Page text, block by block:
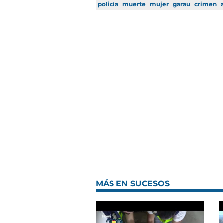
policía muerte mujer garau crimen
MÁS EN SUCESOS